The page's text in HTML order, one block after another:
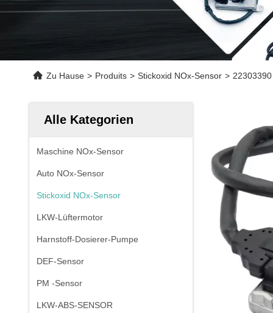
Zu Hause > Produits > Stickoxid NOx-Sensor >
Alle Kategorien
Maschine NOx-Sensor
Auto NOx-Sensor
Stickoxid NOx-Sensor
LKW-Lüftermotor
Harnstoff-Dosierer-Pumpe
DEF-Sensor
PM -Sensor
LKW-ABS-SENSOR